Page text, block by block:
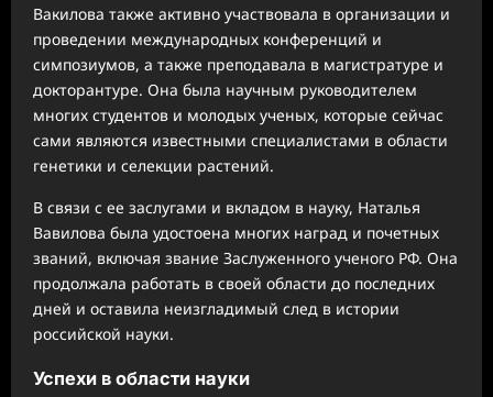
Вакилова также активно участвовала в организации и
проведении международных конференций и
симпозиумов, а также преподавала в магистратуре и
докторантуре. Она была научным руководителем
многих студентов и молодых ученых, которые сейчас
сами являются известными специалистами в области
генетики и селекции растений.
В связи с ее заслугами и вкладом в науку, Наталья
Вавилова была удостоена многих наград и почетных
званий, включая звание Заслуженного ученого РФ. Она
продолжала работать в своей области до последних
дней и оставила неизгладимый след в истории
российской науки.
Успехи в области науки